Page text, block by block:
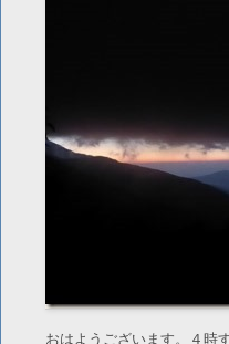
おはようございます。４時